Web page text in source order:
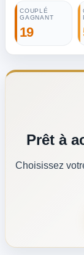
COUPLÉ
GAGNANT
19
Prêt à
Choisissez